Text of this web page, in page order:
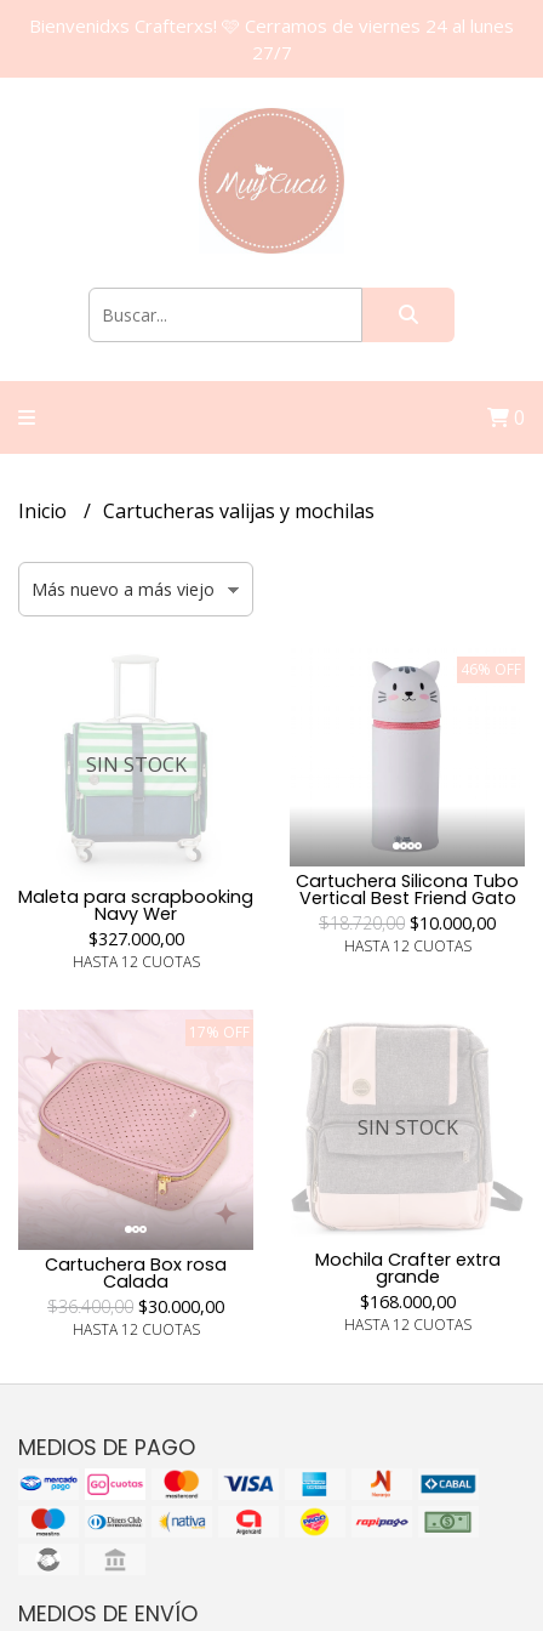
Bienvenidxs Crafterxs! 🩷 Cerramos de viernes 24 al lunes
27/7
0
Inicio Cartucheras valijas y mochilas
SIN STOCK
Maleta para scrapbooking
Navy Wer
$327.000,00
HASTA 12 CUOTAS
46% OFF
Cartuchera Silicona Tubo
Vertical Best Friend Gato
$18.720,00 $10.000,00
HASTA 12 CUOTAS
17% OFF
Cartuchera Box rosa
Calada
$36.400,00 $30.000,00
HASTA 12 CUOTAS
SIN STOCK
Mochila Crafter extra
grande
$168.000,00
HASTA 12 CUOTAS
MEDIOS DE PAGO
MEDIOS DE ENVÍO